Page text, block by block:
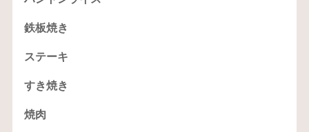
鉄板焼き
ステーキ
すき焼き
焼肉